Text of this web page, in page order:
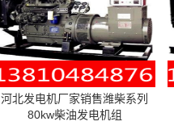
河北发电机厂家销售潍柴系列
80kw柴油发电机组